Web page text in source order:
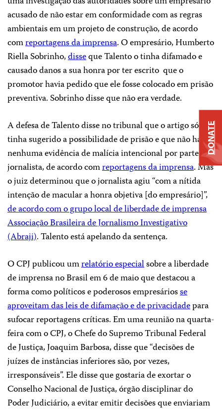
acusado de não estar em conformidade com as regras
ambientais em um projeto de construção, de acordo
comreportagens da imprensa. O empresário, Humberto
Riella Sobrinho,disseque Talento o tinha difamado e
causado danos a sua honra por ter escrito que o
promotor havia pedido que ele fosse colocado em prisão
preventiva. Sobrinho disse que não era verdade.
A defesa de Talento disse no tribunal que o artigo só
tinha sugerido a possibilidade de prisão e que não havia
nenhuma evidência de malícia intencional por parte do
jornalista, de acordo comreportagens da imprensa. Mas
o juiz determinou que o jornalista agiu “com a nítida
intenção de macular a honra objetiva [do empresário]”,
de acordo com o grupo local de liberdade de imprensa
Associação Brasileira de Jornalismo Investigativo
(Abraji). Talento está apelando da sentença.
O CPJ publicou umrelatório especialsobre a liberdade
de imprensa no Brasil em 6 de maio que destacou a
forma como políticos e poderosos empresáriosse
aproveitam das leis de difamação e de privacidadepara
sufocar reportagens críticas. Em uma reunião na quarta-
feira com o CPJ, o Chefe do Supremo Tribunal Federal
de Justiça, Joaquim Barbosa, disse que “decisões de
juízes de instâncias inferiores são, por vezes,
irresponsáveis”. Ele disse que gostaria de exortar o
Conselho Nacional de Justiça, órgão disciplinar do
Poder Judiciário, a evitar emitir decisões que enviariam
DONATE